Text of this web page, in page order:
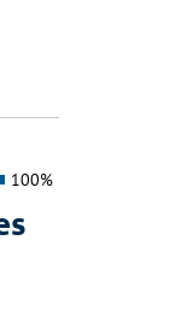
100%